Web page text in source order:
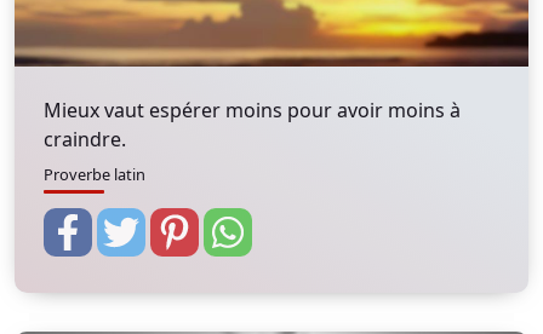
Mieux vaut espérer moins pour avoir moins à
craindre.
Proverbe latin